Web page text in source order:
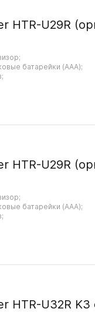
HTR-U29R
батарейки (AAA);
HTR-U29R
батарейки (AAA);
HTR-U32R